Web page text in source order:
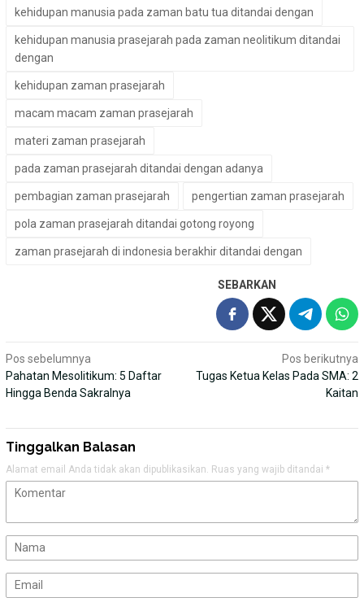
kehidupan manusia pada zaman batu tua ditandai dengan
kehidupan manusia prasejarah pada zaman neolitikum ditandai
dengan
kehidupan zaman prasejarah
macam macam zaman prasejarah
materi zaman prasejarah
pada zaman prasejarah ditandai dengan adanya
pembagian zaman prasejarah pengertian zaman prasejarah
pola zaman prasejarah ditandai gotong royong
zaman prasejarah di indonesia berakhir ditandai dengan
SEBARKAN
Navigasi
pos
Pos sebelumnya
Pahatan Mesolitikum: 5 Daftar
Hingga Benda Sakralnya
Pos berikutnya
Tugas Ketua Kelas Pada SMA: 2
Kaitan
Tinggalkan Balasan
Alamat email Anda tidak akan dipublikasikan. Ruas yang wajib ditandai *